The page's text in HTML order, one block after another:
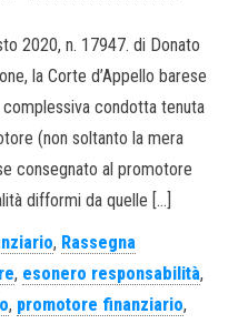
2020, n. 17947. di Donato
la Corte d’Appello barese
condotta tenuta
(non soltanto la mera
consegnato al promotore
difformi da quelle […]
, Rassegna
, esonero responsabilità,
, promotore finanziario,